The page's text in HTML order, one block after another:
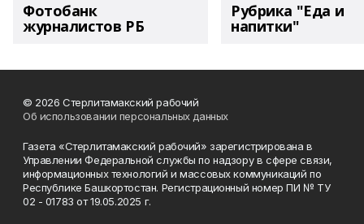
Фотобанк
журналистов РБ
Рубрика "Еда и
напитки"
© 2026 Стерлитамакский рабочий
Об использовании персональных данных
Газета «Стерлитамакский рабочий» зарегистрирована в
Управлении Федеральной службы по надзору в сфере связи,
информационных технологий и массовых коммуникаций по
Республике Башкортостан. Регистрационный номер ПИ № ТУ
02 - 01783 от 19.05.2025 г.